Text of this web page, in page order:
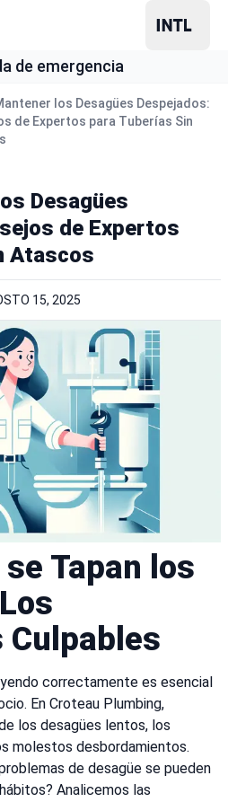
de emergencia
los Desagües Despejados:
de Expertos para Tuberías Sin
Desagües
de Expertos
Atascos
15, 2025
Tapan los
correctamente es esencial
En Croteau Plumbing,
los desagües lentos, los
molestos desbordamientos.
de desagüe se pueden
Analicemos las